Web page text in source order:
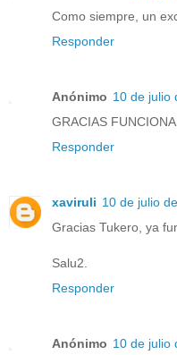
Como siempre, un
Responder
Anónimo 10 de julio
GRACIAS
Responder
xaviruli 10 de julio
Gracias Tukero, ya
Salu2.
Responder
Anónimo 10 de julio